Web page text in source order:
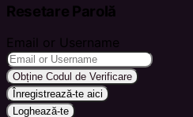
Resetare Parolă
Email or Username
Obține Codul de Verificare
Înregistrează-te aici
Loghează-te